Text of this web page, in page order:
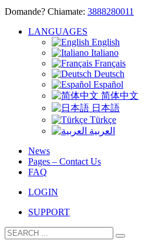
Domande? Chiamate: 3888280011
LANGUAGES
English
Italiano
Français
Deutsch
Español
简体中文
日本語
Türkçe
العربية
News
Pages – Contact Us
FAQ
LOGIN
SUPPORT